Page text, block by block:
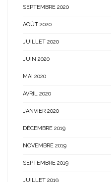
SEPTEMBRE 2020
AOÛT 2020
JUILLET 2020
JUIN 2020
MAI 2020
AVRIL 2020
JANVIER 2020
DÉCEMBRE 2019
NOVEMBRE 2019
SEPTEMBRE 2019
JUILLET 2019